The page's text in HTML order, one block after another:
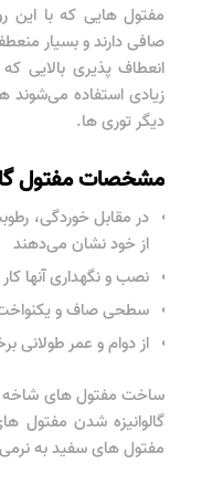
مفتول هایی که با
صافی دارند و بسیار
انعطاف پذیری بالایی
زیادی استفاده می‌شوند
دیگر توری ها.
مشخصات مفتول
در مقابل خوردگی،
از خود نشان می‌دهند
نصب و نگهداری آنها
سطحی صاف و یکنواخت
از دوام و عمر طولانی
ساخت مفتول های شاخه
گالوانیزه شدن مفتول
مفتول های سفید به